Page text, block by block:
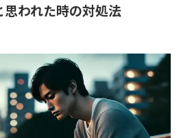
われた時の対処法